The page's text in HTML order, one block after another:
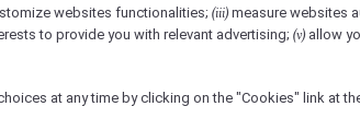
websites functionalities; (iii) measure websites
to provide you with relevant advertising; (v) allow
at any time by clicking on the "Cookies" link at